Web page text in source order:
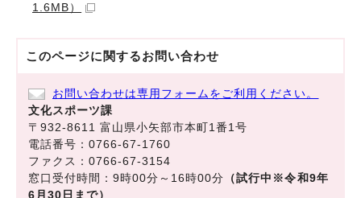
1.6MB）
このページに関するお問い合わせ
お問い合わせは専用フォームをご利用ください。
文化スポーツ課
〒932-8611 富山県小矢部市本町1番1号
電話番号：0766-67-1760
ファクス：0766-67-3154
窓口受付時間：9時00分～16時00分 （試行中※令和9年
6月30日まで）